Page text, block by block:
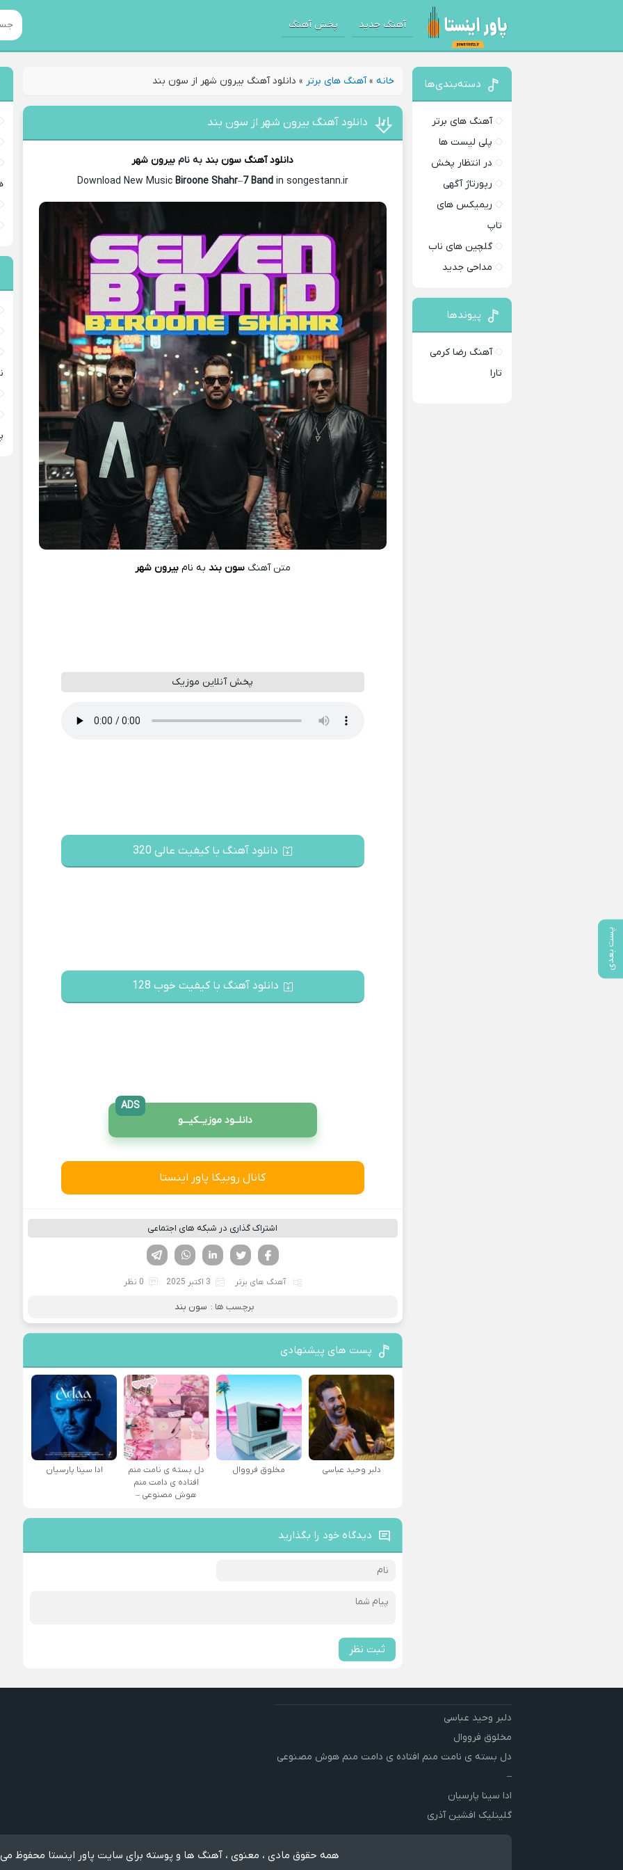
آهنگ جدید پخش آهنگ
خانه »آهنگ های برتر » دانلود آهنگ بیرون شهر از سون بند
پست بعدی
دانلود آهنگ بیرون شهر از سون بند
دانلود آهنگ سون بند به نام بیرون شهر
Download New Music Biroone Shahr–7 Bandin songestann.ir
متن آهنگسون بند به نامبیرون شهر
پخش آنلاین موزیک
دانلود آهنگ با کیفیت عالی 320
دانلود آهنگ با کیفیت خوب 128
دانلــود موزیــکیـــو
ADS
کانال روبیکا پاور اینستا
اشتراک گذاری در شبکه های اجتماعی
لینکدین تویتر
فیسوک
آهنگ های برتر 3 اکتبر 2025 0 نظر
برچسب ها : سون بند
پست های پیشنهادی
دلبر وحید عباسی مخلوق فرووال
دل بسته ی نامت منم
افتاده ی دامت منم
هوش مصنوعی –
ادا سینا پارسیان
دیدگاه خود را بگذارید
ثبت نظر
دسته‌بندی‌ها
آهنگ های برتر
پلی لیست ها
در انتظار پخش
رپورتاژ آگهی
ریمیکس های
تاپ
گلچین های ناب
مداحی جدید
پیوندها
آهنگ رضا کرمی
تارا
دلبر وحید عباسی
مخلوق فرووال
دل بسته ی نامت منم افتاده ی دامت منم هوش مصنوعی
–
ادا سینا پارسیان
گلینلیک افشین آذری
همه حقوق مادی ، معنوی ، آهنگ ها و پوسته برای سایت پاور اینستا محفوظ